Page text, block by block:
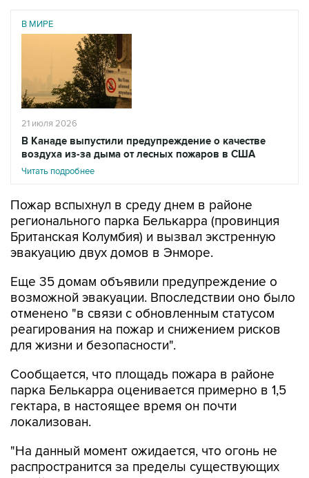
В МИРЕ
21 июля 2026
В Канаде выпустили предупреждение о качестве
воздуха из-за дыма от лесных пожаров в США
Читать подробнее
Пожар вспыхнул в среду днем в районе
регионального парка Белькарра (провинция
Британская Колумбия) и вызвал экстренную
эвакуацию двух домов в Энморе.
Еще 35 домам объявили предупреждение о
возможной эвакуации. Впоследствии оно было
отменено "в связи с обновленным статусом
реагирования на пожар и снижением рисков
для жизни и безопасности".
Сообщается, что площадь пожара в районе
парка Белькарра оценивается примерно в 1,5
гектара, в настоящее время он почти
локализован.
"На данный момент ожидается, что огонь не
распространится за пределы существующих